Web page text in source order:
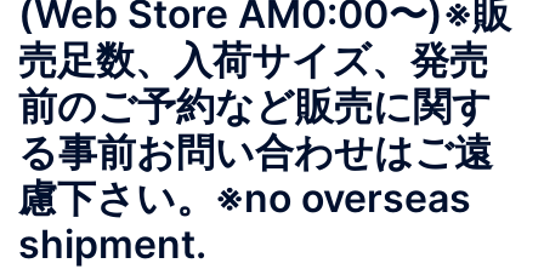
(Web Store AM0:00〜)※販
売足数、入荷サイズ、発売
前のご予約など販売に関す
る事前お問い合わせはご遠
慮下さい。※no overseas
shipment.